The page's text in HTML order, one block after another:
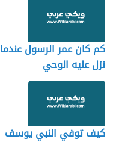
كم كان عمر الرسول عندما
نزل عليه الوحي
كيف توفي النبي يوسف